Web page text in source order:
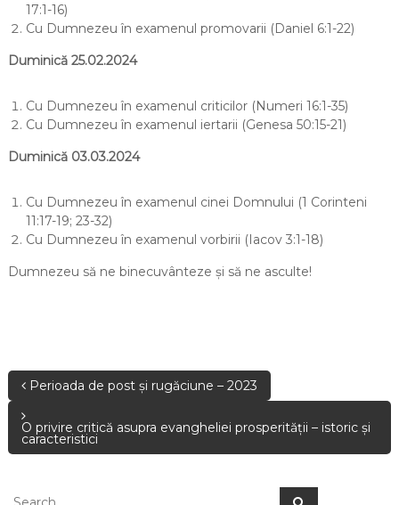
17:1-16)
Cu Dumnezeu în examenul promovarii (Daniel 6:1-22)
Duminică 25.02.2024
Cu Dumnezeu în examenul criticilor (Numeri 16:1-35)
Cu Dumnezeu în examenul iertarii (Genesa 50:15-21)
Duminică 03.03.2024
Cu Dumnezeu în examenul cinei Domnului (1 Corinteni
11:17-19; 23-32)
Cu Dumnezeu în examenul vorbirii (Iacov 3:1-18)
Dumnezeu să ne binecuvânteze și să ne asculte!
Perioada de post și rugăciune – 2023
O privire critică asupra evangheliei prosperității – istoric și
caracteristici